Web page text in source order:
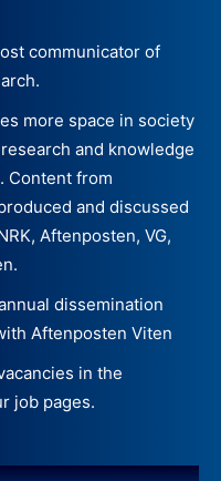
communicator of
more space in society
and knowledge
Content from
and discussed
Aftenposten, VG,
dissemination
Aftenposten Viten
in the
job pages.